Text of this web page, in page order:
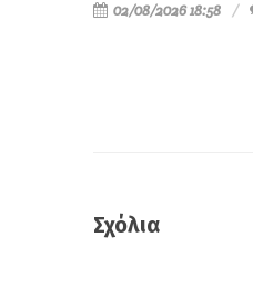
02/08/2026 18:58
Σχόλια